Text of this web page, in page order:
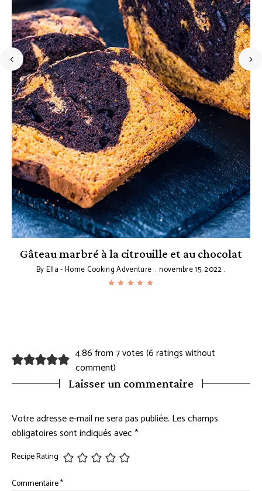
Gâteau marbré à la citrouille et au chocolat
ByElla - Home Cooking Adventure novembre 15, 2022
4.86 from 7 votes (6 ratings without
comment)
Laisser un commentaire
Votre adresse e-mail ne sera pas publiée. Les champs
obligatoires sont indiqués avec*
Recipe Rating
Commentaire*